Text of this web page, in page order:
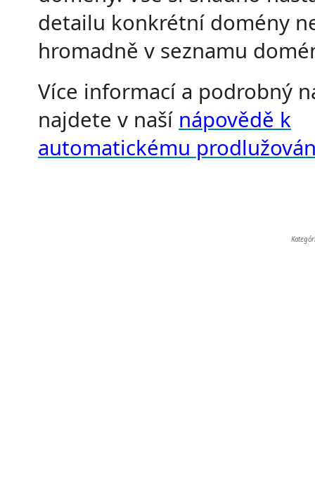
detailu konkrétní domény
hromadně v seznamu
Více informací a podrobný
najdete v naší nápovědě k
automatickému